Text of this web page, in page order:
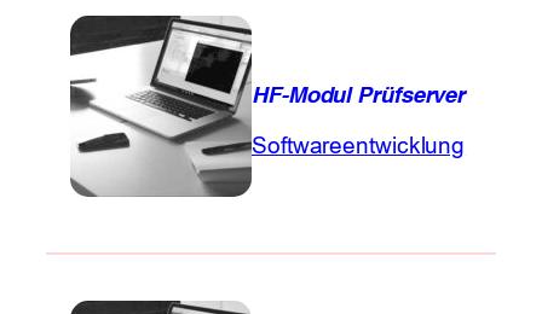
HF-Modul Prüfserver
Softwareentwicklung